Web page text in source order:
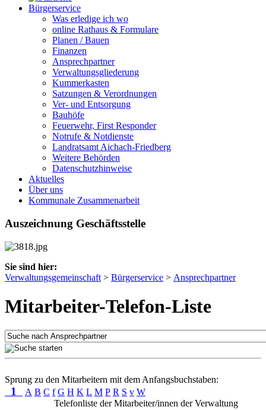
Bürgerservice
Was erledige ich wo
online Rathaus & Formulare
Planen / Bauen
Finanzen
Ansprechpartner
Verwaltungsgliederung
Kummerkasten
Satzungen & Verordnungen
Ver- und Entsorgung
Bauhöfe
Feuerwehr, First Responder
Notrufe & Notdienste
Landratsamt Aichach-Friedberg
Weitere Behörden
Datenschutzhinweise
Aktuelles
Über uns
Kommunale Zusammenarbeit
Auszeichnung Geschäftsstelle
Sie sind hier:
Verwaltungsgemeinschaft > Bürgerservice > Ansprechpartner
Mitarbeiter-Telefon-Liste
Sprung zu den Mitarbeitern mit dem Anfangsbuchstaben:
1 A B C f G H K L M P R S v W
Telefonliste der Mitarbeiter/innen der Verwaltung